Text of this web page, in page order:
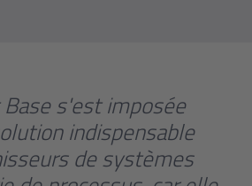
s'est imposée
indispensable
de systèmes